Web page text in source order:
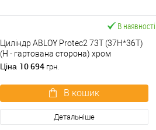
В наявності
Циліндр ABLOY Protec2 73T (37H*36T)
(H - гартована сторона) хром
полірований
Ціна 10 694 грн.
В кошик
Детальніше